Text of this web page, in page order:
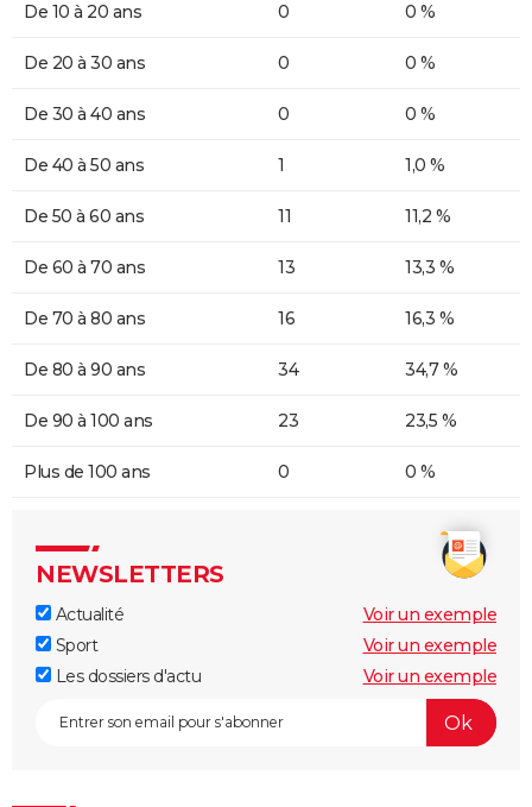
De 10 à 20 ans 0 0 %
De 20 à 30 ans 0 0 %
De 30 à 40 ans 0 0 %
De 40 à 50 ans 1 1,0 %
De 50 à 60 ans 11 11,2 %
De 60 à 70 ans 13 13,3 %
De 70 à 80 ans 16 16,3 %
De 80 à 90 ans 34 34,7 %
De 90 à 100 ans 23 23,5 %
Plus de 100 ans 0 0 %
NEWSLETTERS
Actualité
Voir un exemple
Sport
Voir un exemple
Les dossiers d'actu
Voir un exemple